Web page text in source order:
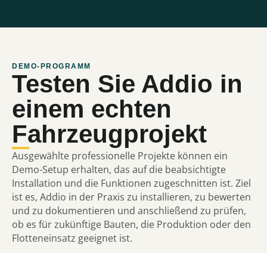
DEMO-PROGRAMM
Testen Sie Addio in
einem echten
Fahrzeugprojekt
Ausgewählte professionelle Projekte können ein
Demo-Setup erhalten, das auf die beabsichtigte
Installation und die Funktionen zugeschnitten ist. Ziel
ist es, Addio in der Praxis zu installieren, zu bewerten
und zu dokumentieren und anschließend zu prüfen,
ob es für zukünftige Bauten, die Produktion oder den
Flotteneinsatz geeignet ist.